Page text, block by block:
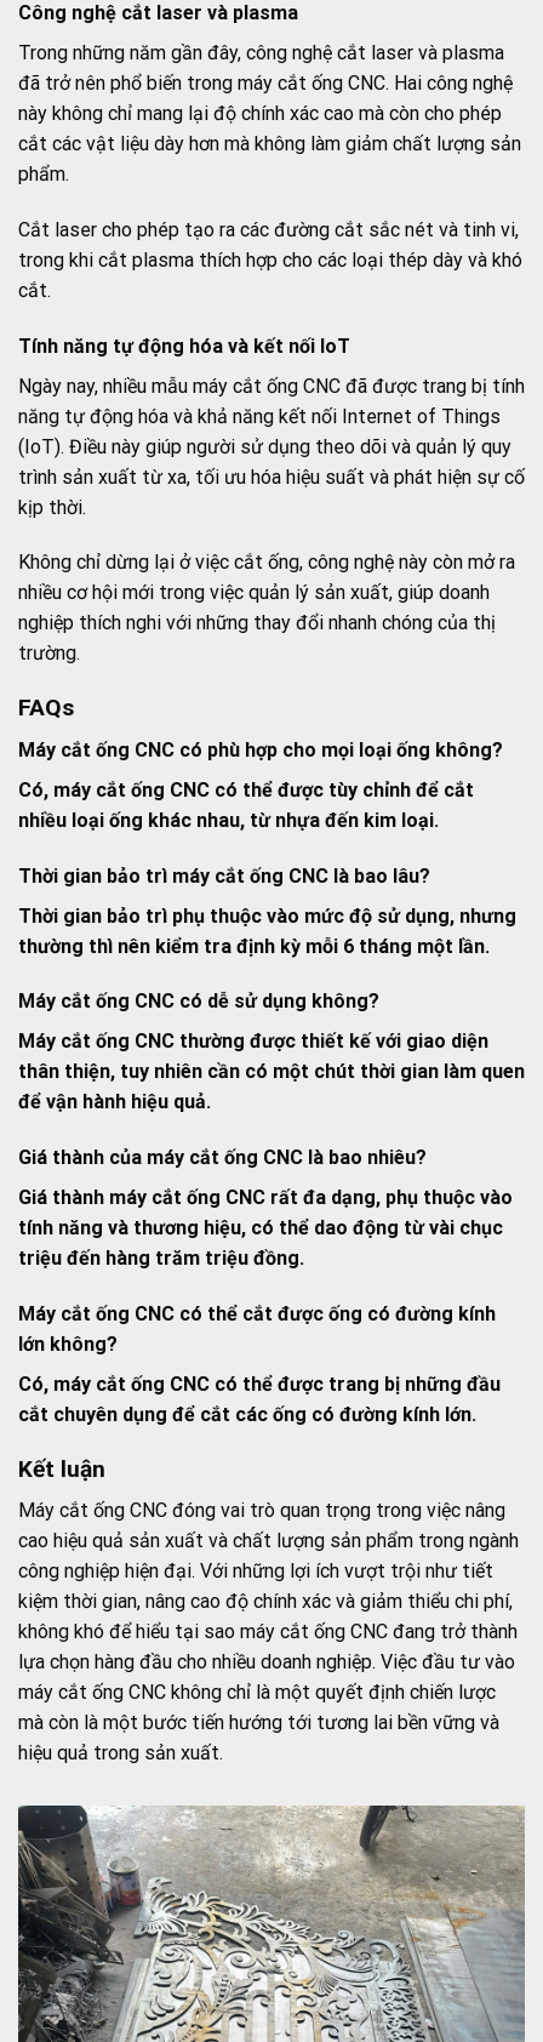
Công nghệ cắt laser và plasma
Trong những năm gần đây, công nghệ cắt laser và plasma
đã trở nên phổ biến trong máy cắt ống CNC. Hai công nghệ
này không chỉ mang lại độ chính xác cao mà còn cho phép
cắt các vật liệu dày hơn mà không làm giảm chất lượng sản
phẩm.
Cắt laser cho phép tạo ra các đường cắt sắc nét và tinh vi,
trong khi cắt plasma thích hợp cho các loại thép dày và khó
cắt.
Tính năng tự động hóa và kết nối IoT
Ngày nay, nhiều mẫu máy cắt ống CNC đã được trang bị tính
năng tự động hóa và khả năng kết nối Internet of Things
(IoT). Điều này giúp người sử dụng theo dõi và quản lý quy
trình sản xuất từ xa, tối ưu hóa hiệu suất và phát hiện sự cố
kịp thời.
Không chỉ dừng lại ở việc cắt ống, công nghệ này còn mở ra
nhiều cơ hội mới trong việc quản lý sản xuất, giúp doanh
nghiệp thích nghi với những thay đổi nhanh chóng của thị
trường.
FAQs
Máy cắt ống CNC có phù hợp cho mọi loại ống không?
Có, máy cắt ống CNC có thể được tùy chỉnh để cắt
nhiều loại ống khác nhau, từ nhựa đến kim loại.
Thời gian bảo trì máy cắt ống CNC là bao lâu?
Thời gian bảo trì phụ thuộc vào mức độ sử dụng, nhưng
thường thì nên kiểm tra định kỳ mỗi 6 tháng một lần.
Máy cắt ống CNC có dễ sử dụng không?
Máy cắt ống CNC thường được thiết kế với giao diện
thân thiện, tuy nhiên cần có một chút thời gian làm quen
để vận hành hiệu quả.
Giá thành của máy cắt ống CNC là bao nhiêu?
Giá thành máy cắt ống CNC rất đa dạng, phụ thuộc vào
tính năng và thương hiệu, có thể dao động từ vài chục
triệu đến hàng trăm triệu đồng.
Máy cắt ống CNC có thể cắt được ống có đường kính
lớn không?
Có, máy cắt ống CNC có thể được trang bị những đầu
cắt chuyên dụng để cắt các ống có đường kính lớn.
Kết luận
Máy cắt ống CNC đóng vai trò quan trọng trong việc nâng
cao hiệu quả sản xuất và chất lượng sản phẩm trong ngành
công nghiệp hiện đại. Với những lợi ích vượt trội như tiết
kiệm thời gian, nâng cao độ chính xác và giảm thiểu chi phí,
không khó để hiểu tại sao máy cắt ống CNC đang trở thành
lựa chọn hàng đầu cho nhiều doanh nghiệp. Việc đầu tư vào
máy cắt ống CNC không chỉ là một quyết định chiến lược
mà còn là một bước tiến hướng tới tương lai bền vững và
hiệu quả trong sản xuất.